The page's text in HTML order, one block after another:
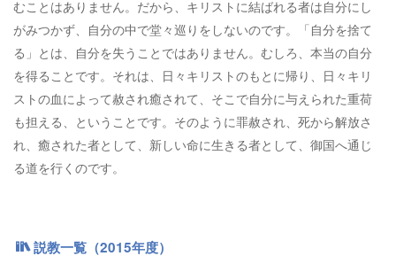
むことはありません。だから、キリストに結ばれる者は自分にし
がみつかず、自分の中で堂々巡りをしないのです。「自分を捨て
る」とは、自分を失うことではありません。むしろ、本当の自分
を得ることです。それは、日々キリストのもとに帰り、日々キリ
ストの血によって赦され癒されて、そこで自分に与えられた重荷
も担える、ということです。そのように罪赦され、死から解放さ
れ、癒された者として、新しい命に生きる者として、御国へ通じ
る道を行くのです。
説教一覧（2015年度）